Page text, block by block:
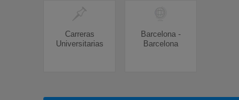
Carreras
Universitarias
Barcelona -
Barcelona